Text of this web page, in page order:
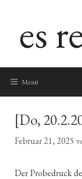
springenes
Menü
[Do,
Februar 21, 2025
Der Probedruck